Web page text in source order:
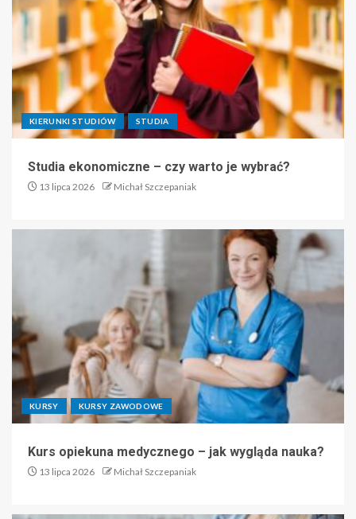
KIERUNKI STUDIÓW STUDIA
Studia ekonomiczne – czy warto je wybrać?
13 lipca 2026 Michał Szczepaniak
KURSY KURSY ZAWODOWE
Kurs opiekuna medycznego – jak wygląda nauka?
13 lipca 2026 Michał Szczepaniak